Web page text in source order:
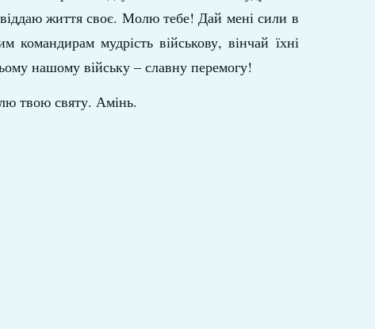
віддаю життя своє. Молю тебе! Дай мені сили в
мудрість військову, вінчай їхні
нашому війську – славну перемогу!
твою святу. Амінь.